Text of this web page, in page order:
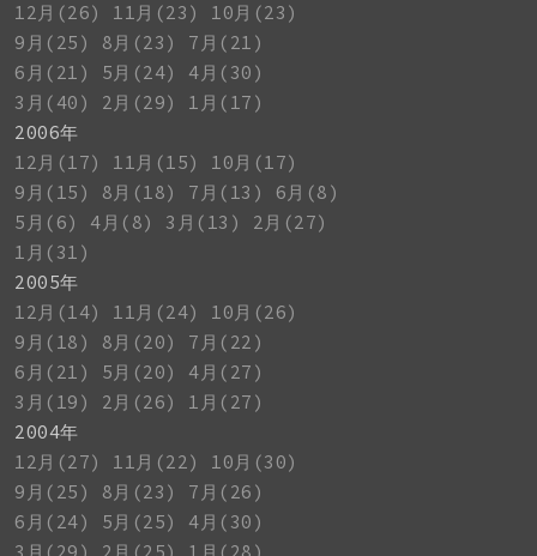
12月(26)
11月(23)
10月(23)
9月(25)
8月(23)
7月(21)
6月(21)
5月(24)
4月(30)
3月(40)
2月(29)
1月(17)
2006年
12月(17)
11月(15)
10月(17)
9月(15)
8月(18) 7月(13)
6月(8)
5月(6)
4月(8) 3月(13)
2月(27)
1月(31)
2005年
12月(14)
11月(24)
10月(26)
9月(18)
8月(20)
7月(22)
6月(21)
5月(20)
4月(27)
3月(19)
2月(26)
1月(27)
2004年
12月(27)
11月(22)
10月(30)
9月(25)
8月(23)
7月(26)
6月(24)
5月(25)
4月(30)